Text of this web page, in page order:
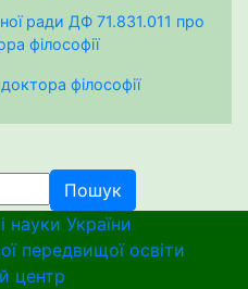
ради ДФ 71.831.011 про
філософії
філософії
Пошук
науки України
передвищої освіти
центр